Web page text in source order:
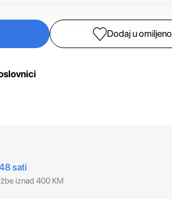
Dodaj u omiljeno
sati
iznad 400 KM